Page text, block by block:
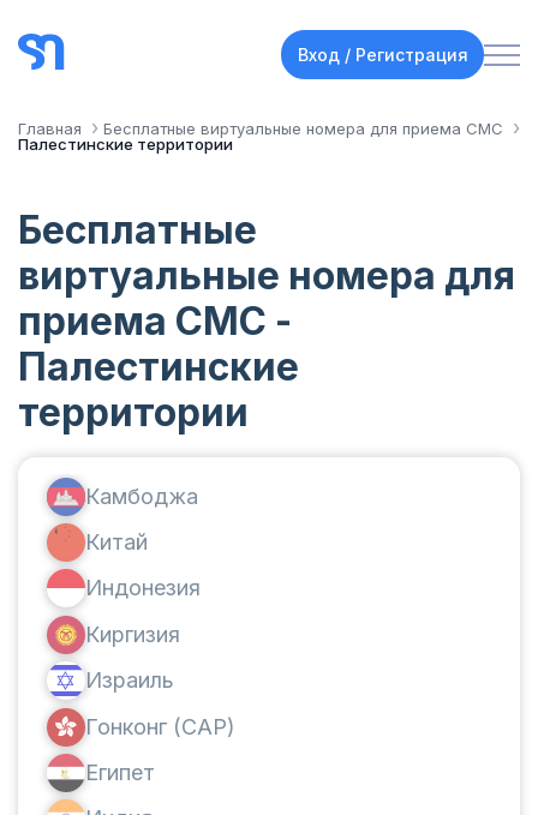
Вход / Регистрация
Главная
Бесплатные виртуальные номера для приема СМС
Палестинские территории
Бесплатные
виртуальные номера для
приема СМС -
Палестинские
территории
Камбоджа
Китай
Индонезия
Киргизия
Израиль
Гонконг (САР)
Египет